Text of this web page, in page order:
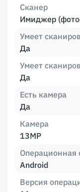
Сканер
Имиджер
Умеет
Да
Умеет
Да
Есть камера
Да
Камера
13MP
Операционная
Android
Версия